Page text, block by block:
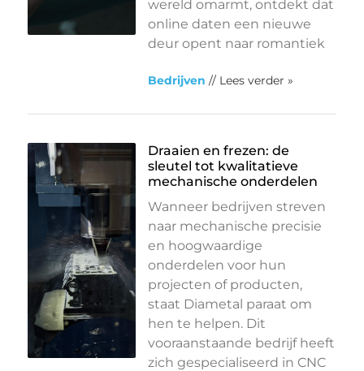
wereld omarmt, ontdekt dat
online daten een nieuwe
deur opent naar romantiek
Bedrijven // Lees verder »
Draaien en frezen: de
sleutel tot kwalitatieve
mechanische onderdelen
Wanneer bedrijven streven
naar mechanische precisie
en hoogwaardige
onderdelen voor hun
projecten of producten,
staat Diametal paraat om
hen te helpen. Dit
vooraanstaande bedrijf heeft
zich gespecialiseerd in CNC